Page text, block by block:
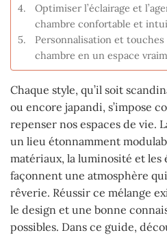
Optimiser l’éclairage et
chambre confortable et
Personnalisation et
chambre en un espace
Chaque style, qu’il soit
ou encore japandi, s’impose
repenser nos espaces de vie.
un lieu étonnamment
matériaux, la luminosité et les
façonnent une atmosphère
rêverie. Réussir ce mélange
le design et une bonne
possibles. Dans ce guide,